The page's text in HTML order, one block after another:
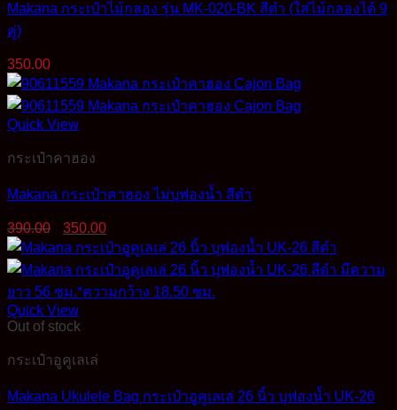
Makana กระเป๋าไม้กลอง รุ่น MK-020-BK สีดำ (ใส่ไม้กลองได้ 9
คู่)
350.00
Quick View
กระเป๋าคาฮอง
Makana กระเป๋าคาฮอง ไม่บุฟองน้ำ สีดำ
390.00
Original
price
was:
390.00฿.
350.00
price
is:
350.00฿.
Quick View
Out of stock
กระเป๋าอูคูเลเล่
Makana Ukulele Bag กระเป๋าอูคูเลเล่ 26 นิ้ว บุฟองน้ำ UK-26